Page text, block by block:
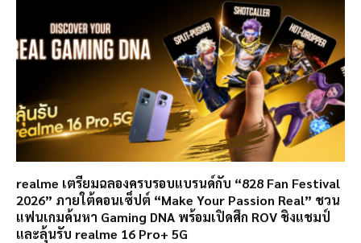
realme เตรียมฉลองครบรอบแบรนด์กับ “828 Fan Festival
2026” ภายใต้คอนเซ็ปต์ “Make Your Passion Real” ชวน
แฟนเกมค้นหา Gaming DNA พร้อมเปิดศึก ROV ชิงแชมป์
และลุ้นรับ realme 16 Pro+ 5G